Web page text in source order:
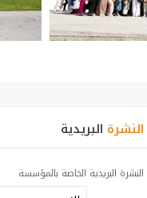
النشرة البريدية
النشرة البريدية الخاصة بالمؤسسة